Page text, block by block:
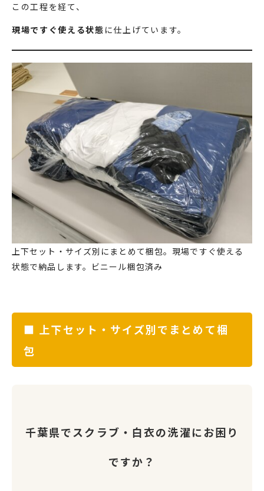
この工程を経て、
現場ですぐ使える状態 に仕上げています。
上下セット・サイズ別にまとめて梱包。現場ですぐ使える
状態で納品します。ビニール梱包済み
■ 上下セット・サイズ別でまとめて梱
包
千葉県でスクラブ・白衣の洗濯にお困り
ですか？